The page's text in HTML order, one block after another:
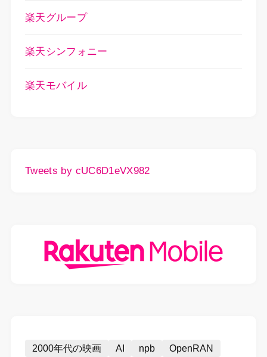
楽天グループ
楽天シンフォニー
楽天モバイル
Tweets by cUC6D1eVX982
2000年代の映画 AI npb
OpenRAN